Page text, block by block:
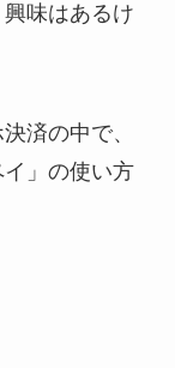
味はあるけ
済の中で、
」の使い方